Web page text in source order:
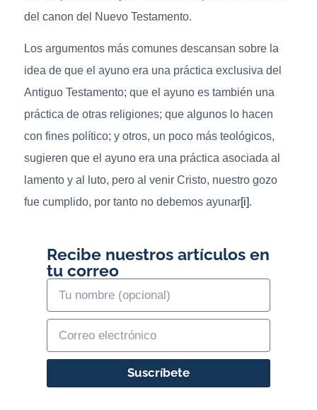
del canon del Nuevo Testamento.
Los argumentos más comunes descansan sobre la
idea de que el ayuno era una práctica exclusiva del
Antiguo Testamento; que el ayuno es también una
práctica de otras religiones; que algunos lo hacen
con fines político; y otros, un poco más teológicos,
sugieren que el ayuno era una práctica asociada al
lamento y al luto, pero al venir Cristo, nuestro gozo
fue cumplido, por tanto no debemos ayunar[i].
Recibe nuestros artículos en
tu correo
Suscríbete